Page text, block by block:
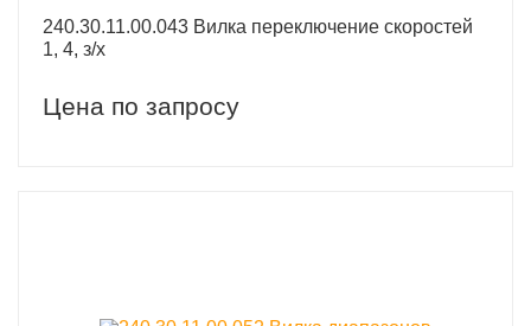
240.30.11.00.043 Вилка переключение скоростей
1, 4, з/х
Цена по запросу